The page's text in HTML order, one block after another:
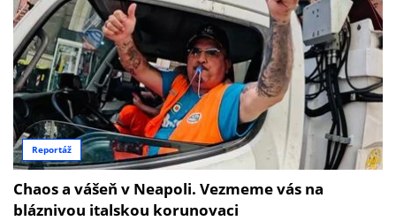
Reportáž
Chaos a vášeň v Neapoli. Vezmeme vás na
bláznivou italskou korunovaci